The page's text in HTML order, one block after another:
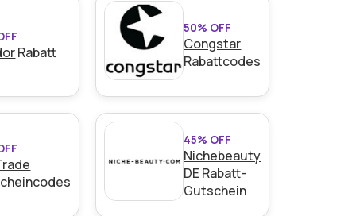
Bedingungen auf der Website des
Rabatt
50% OFF
Congstar
Rabattcodes
45% OFF
Nichebeauty
DERabatt-
Gutschein